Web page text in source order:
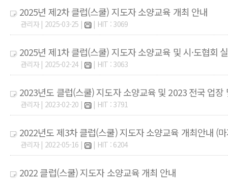
2025년 제2차 클럽(스쿨) 지도자 소양교육 개최 안내
관리자 | 2025-03-25 | | HIT : 3069
2025년 제1차 클럽(스쿨) 지도자 소양교육 및 시·도협회
관리자 | 2025-02-24 | | HIT : 3063
2023년도 클럽(스쿨) 지도자 소양교육 및 2023 전국 업
관리자 | 2023-02-20 | | HIT : 3791
2022년도 제3차 클럽(스쿨) 지도자 소양교육 개최안내 (
관리자 | 2022-05-16 | | HIT : 6204
2022 클럽(스쿨) 지도자 소양교육 개최 안내